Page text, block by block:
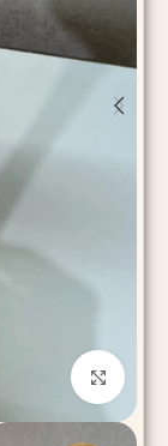
بزرگنمایی